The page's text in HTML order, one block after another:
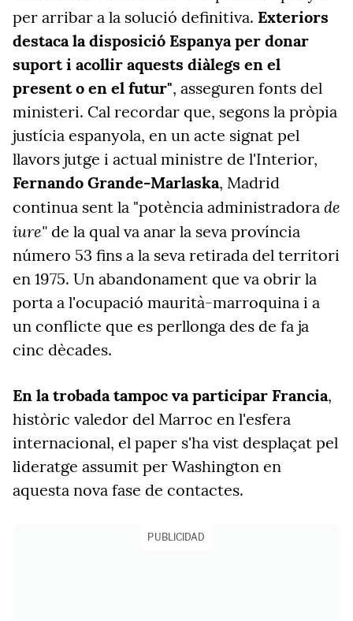
per arribar a la solució definitiva. Exteriors
destaca la disposició Espanya per donar
suport i acollir aquests diàlegs en el
present o en el futur", asseguren fonts del
ministeri. Cal recordar que, segons la pròpia
justícia espanyola, en un acte signat pel
llavors jutge i actual ministre de l'Interior,
Fernando Grande-Marlaska, Madrid
continua sent la "potència administradora de
iure" de la qual va anar la seva província
número 53 fins a la seva retirada del territori
en 1975. Un abandonament que va obrir la
porta a l'ocupació maurità-marroquina i a
un conflicte que es perllonga des de fa ja
cinc dècades.
En la trobada tampoc va participar Francia,
històric valedor del Marroc en l'esfera
internacional, el paper s'ha vist desplaçat pel
lideratge assumit per Washington en
aquesta nova fase de contactes.
PUBLICIDAD